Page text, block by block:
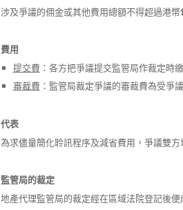
涉及爭議的佣金或其他費用總額不得超過港幣
費用
提交費 ：各方把爭議提交監管局作裁定時
審裁費 ：監管局裁定爭議的審裁費為受爭
代表
為求儘量簡化聆訊程序及減省費用，爭議雙
監管局的裁定
地產代理監管局的裁定經在區域法院登記後